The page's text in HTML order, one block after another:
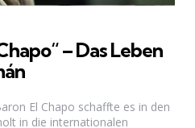
– Das Leben
El Chapo schaffte es in den
in die internationalen